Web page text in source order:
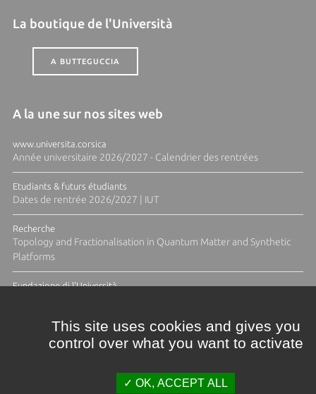
La boutique de l'Università
A BUTTEGUCCIA
A la une sur nos sites web
www.universita.corsica
Année universitaire 2026/2027 - Calendrier des rentrées
Etudiants & futurs étudiants
Dates de rentrée 2026/2027 | IUT
Recherche
Topology and Fractionalisation in Quantum Matter and Synthetic
Platforms
Fundazione di l'Università
This site uses cookies and gives you
control over what you want to activate
OK, ACCEPT ALL